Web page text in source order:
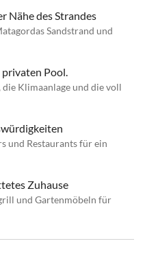
Nähe des Strandes
Sandstrand und
privaten Pool.
Klimaanlage und die voll
und Restaurants für ein
Zuhause
und Gartenmöbeln für